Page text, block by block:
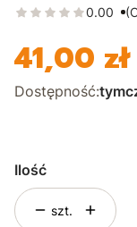
0.00
Cena
41,00 zł
Dostępność:
Ilość
szt.